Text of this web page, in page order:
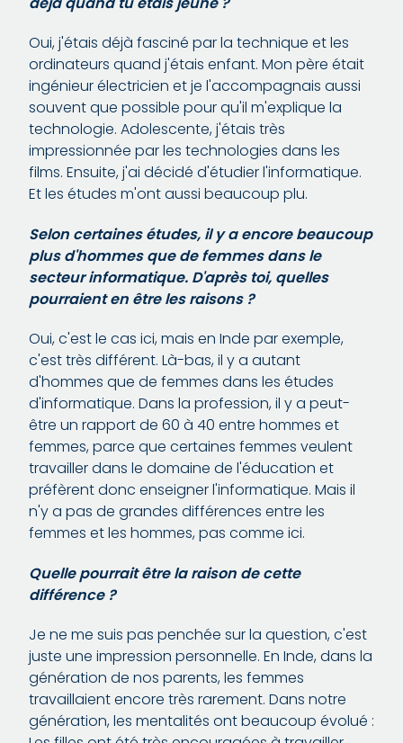
Oui, j'étais déjà fasciné par la technique et les
ordinateurs quand j'étais enfant. Mon père était
ingénieur électricien et je l'accompagnais aussi
souvent que possible pour qu'il m'explique la
technologie. Adolescente, j'étais très
impressionnée par les technologies dans les
films. Ensuite, j'ai décidé d'étudier l'informatique.
Et les études m'ont aussi beaucoup plu.
Selon certaines études, il y a encore beaucoup
plus d'hommes que de femmes dans le
secteur informatique. D'après toi, quelles
pourraient en être les raisons ?
Oui, c'est le cas ici, mais en Inde par exemple,
c'est très différent. Là-bas, il y a autant
d'hommes que de femmes dans les études
d'informatique. Dans la profession, il y a peut-
être un rapport de 60 à 40 entre hommes et
femmes, parce que certaines femmes veulent
travailler dans le domaine de l'éducation et
préfèrent donc enseigner l'informatique. Mais il
n'y a pas de grandes différences entre les
femmes et les hommes, pas comme ici.
Quelle pourrait être la raison de cette
différence ?
Je ne me suis pas penchée sur la question, c'est
juste une impression personnelle. En Inde, dans la
génération de nos parents, les femmes
travaillaient encore très rarement. Dans notre
génération, les mentalités ont beaucoup évolué :